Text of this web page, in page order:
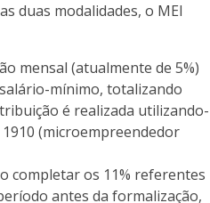
duas modalidades, o MEI
mensal (atualmente de 5%)
mínimo, totalizando
é realizada utilizando-
(microempreendedor
completar os 11% referentes
antes da formalização,